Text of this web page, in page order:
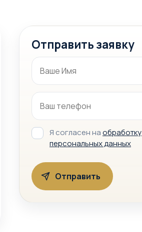
Отправить заявку
Я согласен наобработку
персональных данных